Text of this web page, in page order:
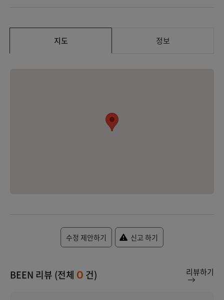
지도 정보
수정 제안하기 신고 하기
BEEN 리뷰 (전체 0 건) 리뷰하기